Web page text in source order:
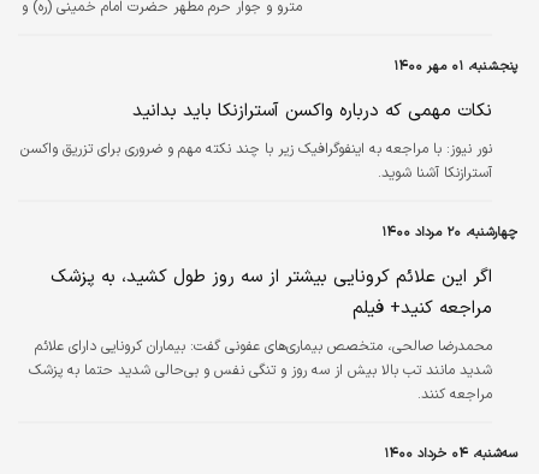
مترو و جوار حرم مطهر حضرت امام خمینی (ره) و
پنجشنبه، ۰۱ مهر ۱۴۰۰
نکات مهمی که درباره واکسن آسترازنکا باید بدانید
نور نیوز: با مراجعه به اینفوگرافیک زیر با چند نکته مهم و ضروری برای تزریق واکسن
آسترازنکا آشنا شوید.
چهارشنبه، ۲۰ مرداد ۱۴۰۰
اگر این علائم کرونایی بیشتر از سه روز طول کشید، به پزشک
مراجعه کنید+ فیلم
محمدرضا صالحی، متخصص بیماری‌های عفونی گفت: بیماران کرونایی دارای علائم
شدید مانند تب بالا بیش از سه روز و تنگی نفس و بی‌حالی شدید حتما به پزشک
مراجعه کنند.
سه‌شنبه، ۰۴ خرداد ۱۴۰۰